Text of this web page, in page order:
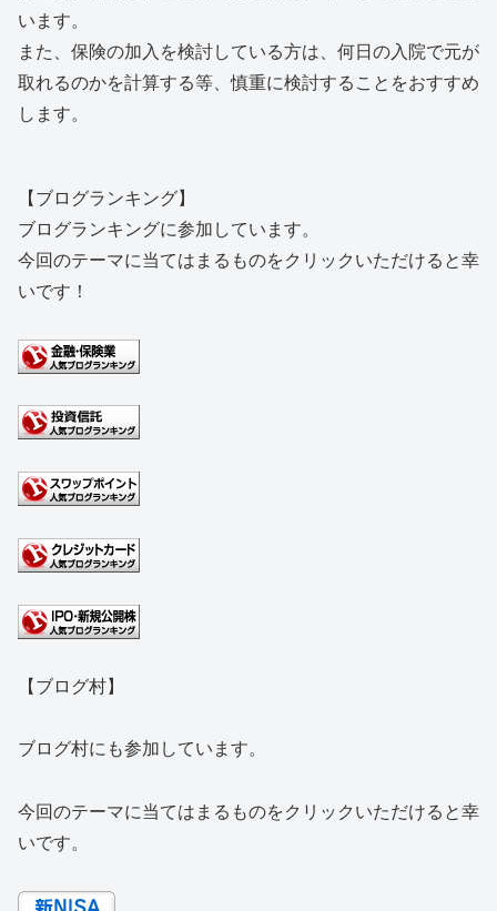
います。
また、保険の加入を検討している方は、何日の入院で元が
取れるのかを計算する等、慎重に検討することをおすすめ
します。
【ブログランキング】
ブログランキングに参加しています。
今回のテーマに当てはまるものをクリックいただけると幸
いです！
【ブログ村】
ブログ村にも参加しています。
今回のテーマに当てはまるものをクリックいただけると幸
いです。